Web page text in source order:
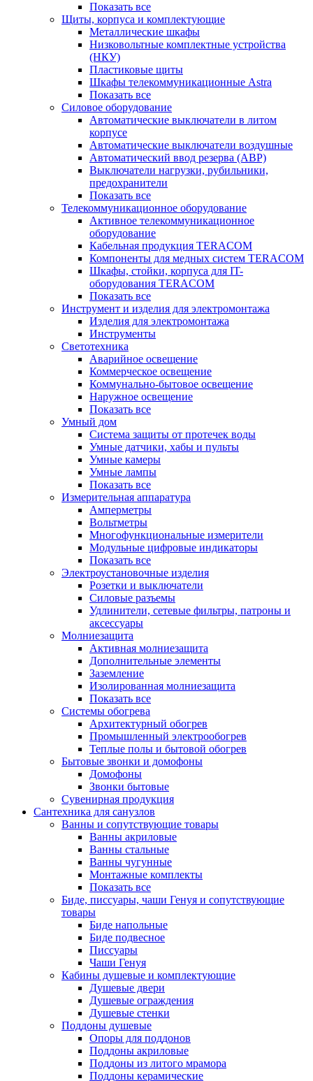
Показать все
Щиты, корпуса и комплектующие
Металлические шкафы
Низковольтные комплектные устройства
(НКУ)
Пластиковые щиты
Шкафы телекоммуникационные Astra
Показать все
Силовое оборудование
Автоматические выключатели в литом
корпусе
Автоматические выключатели воздушные
Автоматический ввод резерва (АВР)
Выключатели нагрузки, рубильники,
предохранители
Показать все
Телекоммуникационное оборудование
Активное телекоммуникационное
оборудование
Кабельная продукция TERACOM
Компоненты для медных систем TERACOM
Шкафы, стойки, корпуса для IT-
оборудования TERACOM
Показать все
Инструмент и изделия для электромонтажа
Изделия для электромонтажа
Инструменты
Светотехника
Аварийное освещение
Коммерческое освещение
Коммунально-бытовое освещение
Наружное освещение
Показать все
Умный дом
Система защиты от протечек воды
Умные датчики, хабы и пульты
Умные камеры
Умные лампы
Показать все
Измерительная аппаратура
Амперметры
Вольтметры
Многофункциональные измерители
Модульные цифровые индикаторы
Показать все
Электроустановочные изделия
Розетки и выключатели
Силовые разъемы
Удлинители, сетевые фильтры, патроны и
аксессуары
Молниезащита
Активная молниезащита
Дополнительные элементы
Заземление
Изолированная молниезащита
Показать все
Системы обогрева
Архитектурный обогрев
Промышленный электрообогрев
Теплые полы и бытовой обогрев
Бытовые звонки и домофоны
Домофоны
Звонки бытовые
Сувенирная продукция
Сантехника для санузлов
Ванны и сопутствующие товары
Ванны акриловые
Ванны стальные
Ванны чугунные
Монтажные комплекты
Показать все
Биде, писсуары, чаши Генуя и сопутствующие
товары
Биде напольные
Биде подвесное
Писсуары
Чаши Генуя
Кабины душевые и комплектующие
Душевые двери
Душевые ограждения
Душевые стенки
Поддоны душевые
Опоры для поддонов
Поддоны акриловые
Поддоны из литого мрамора
Поддоны керамические